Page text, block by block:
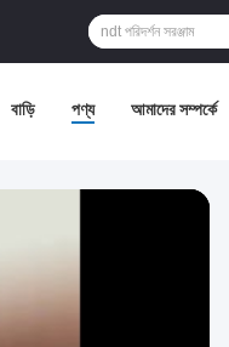
বাড়ি পণ্য আমাদের সম্পর্কে